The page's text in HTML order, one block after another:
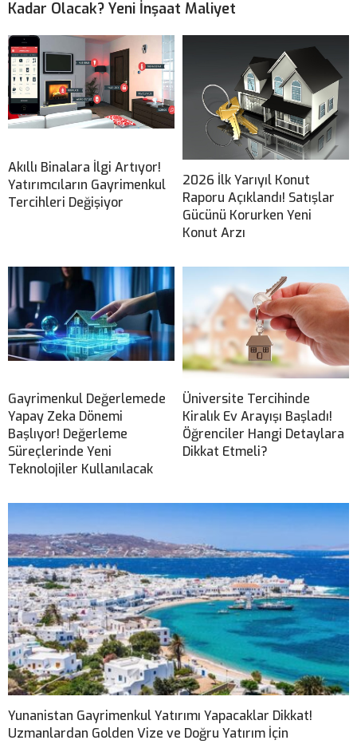
Kadar Olacak? Yeni İnşaat Maliyet
Akıllı Binalara İlgi Artıyor!
Yatırımcıların Gayrimenkul
Tercihleri Değişiyor
2026 İlk Yarıyıl Konut
Raporu Açıklandı! Satışlar
Gücünü Korurken Yeni
Konut Arzı
Gayrimenkul Değerlemede
Yapay Zeka Dönemi
Başlıyor! Değerleme
Süreçlerinde Yeni
Teknolojiler Kullanılacak
Üniversite Tercihinde
Kiralık Ev Arayışı Başladı!
Öğrenciler Hangi Detaylara
Dikkat Etmeli?
Yunanistan Gayrimenkul Yatırımı Yapacaklar Dikkat!
Uzmanlardan Golden Vize ve Doğru Yatırım İçin